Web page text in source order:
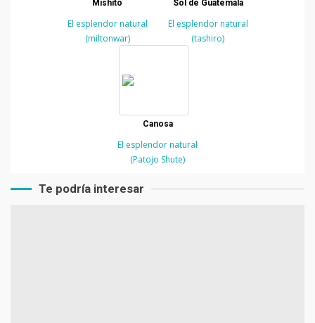
Mishito
El esplendor natural
(miltonwar)
Sol de Guatemala
El esplendor natural
(tashiro)
Canosa
El esplendor natural
(Patojo Shute)
Te podría interesar